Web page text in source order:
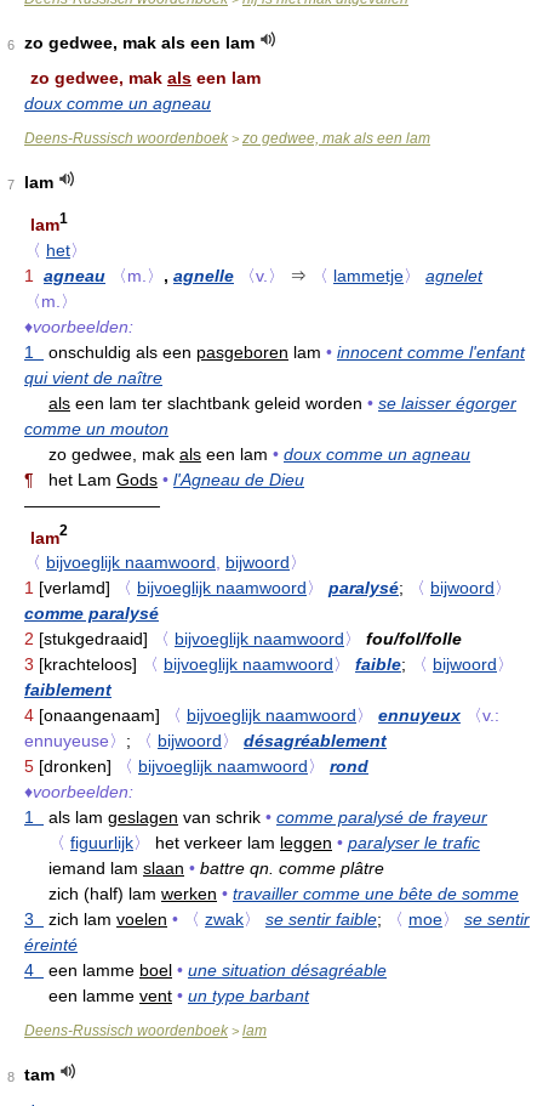
6
zo gedwee, mak als een lam
zo gedwee, mak als een lam
doux comme un agneau
Deens-Russisch woordenboek > zo gedwee, mak als een lam
7 lam
lam1
〈 het〉
1
agneau 〈m.〉 , agnelle 〈v.〉 ⇒ 〈 lammetje〉
agnelet
〈m.〉
♦voorbeelden:
1
onschuldig als een pasgeboren lam • innocent comme l'enfant
qui vient de naître
als een lam ter slachtbank geleid worden • se laisser égorger
comme un mouton
zo gedwee, mak als een lam • doux comme un agneau
¶ het Lam Gods • l'Agneau de Dieu
————————
lam2
〈 bijvoeglijk naamwoord, bijwoord〉
1 [verlamd] 〈 bijvoeglijk naamwoord〉 paralysé; 〈 bijwoord〉
comme paralysé
2 [stukgedraaid] 〈 bijvoeglijk naamwoord〉
fou/fol/folle
3 [krachteloos] 〈 bijvoeglijk naamwoord〉 faible; 〈 bijwoord〉
faiblement
4 [onaangenaam] 〈 bijvoeglijk naamwoord〉 ennuyeux
〈v.:
ennuyeuse〉 ; 〈 bijwoord〉
désagréablement
5 [dronken] 〈 bijvoeglijk naamwoord〉
rond
♦voorbeelden:
1
als lam geslagen van schrik • comme paralysé de frayeur
〈 figuurlijk〉 het verkeer lam leggen • paralyser le trafic
iemand lam slaan • battre qn. comme plâtre
zich (half) lam werken • travailler comme une bête de somme
3
zich lam voelen • 〈 zwak〉 se sentir faible; 〈 moe〉
se sentir
éreinté
4
een lamme boel • une situation désagréable
een lamme vent • un type barbant
Deens-Russisch woordenboek > lam
8
tam